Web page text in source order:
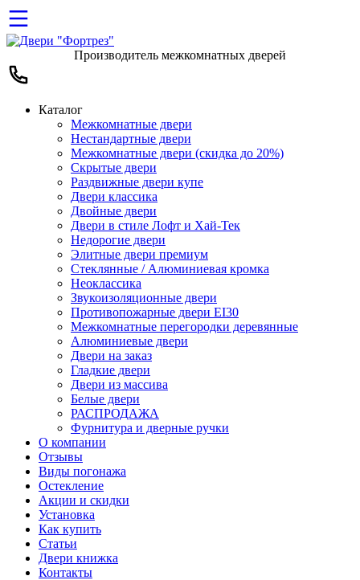
Производитель межкомнатных дверей
Каталог
Межкомнатные двери
Нестандартные двери
Межкомнатные двери (скидка до 20%)
Скрытые двери
Раздвижные двери купе
Двери классика
Двойные двери
Двери в стиле Лофт и Хай-Тек
Недорогие двери
Элитные двери премиум
Стеклянные / Алюминиевая кромка
Неоклассика
Звукоизоляционные двери
Противопожарные двери EI30
Межкомнатные перегородки деревянные
Алюминиевые двери
Двери на заказ
Гладкие двери
Двери из массива
Белые двери
РАСПРОДАЖА
Фурнитура и дверные ручки
О компании
Отзывы
Виды погонажа
Остекление
Акции и скидки
Установка
Как купить
Статьи
Двери книжка
Контакты